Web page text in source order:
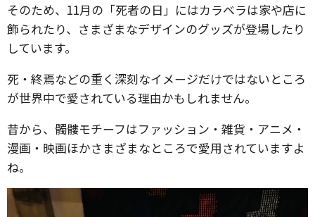
そのため、11月の「死者の日」にはカラベラは家や店に
飾られたり、さまざまなデザインのグッズが登場したり
しています。
死・終焉などの重く深刻なイメージだけではないところ
が世界中で愛されている理由かもしれません。
昔から、髑髏モチーフはファッション・雑貨・アニメ・
漫画・映画ほかさまざまなところで愛用されていますよ
ね。